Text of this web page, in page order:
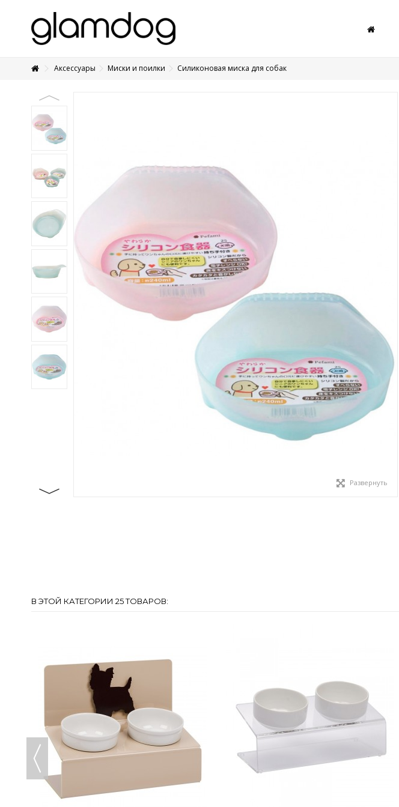
+7 495 1250410
Аксессуары Миски и поилки Силиконовая миска для собак
Развернуть
В ЭТОЙ КАТЕГОРИИ 25 ТОВАРОВ: